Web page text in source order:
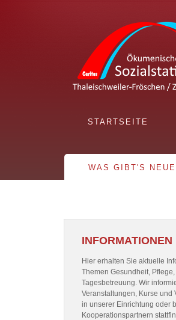
STARTSEITE
WAS GIBT'S
INFORMATIONEN
Hier erhalten Sie aktuelle
Themen Gesundheit,
Tagesbetreuung. Wir
Veranstaltungen, Kurse und
in unserer Einrichtung oder
Kooperationspartnern